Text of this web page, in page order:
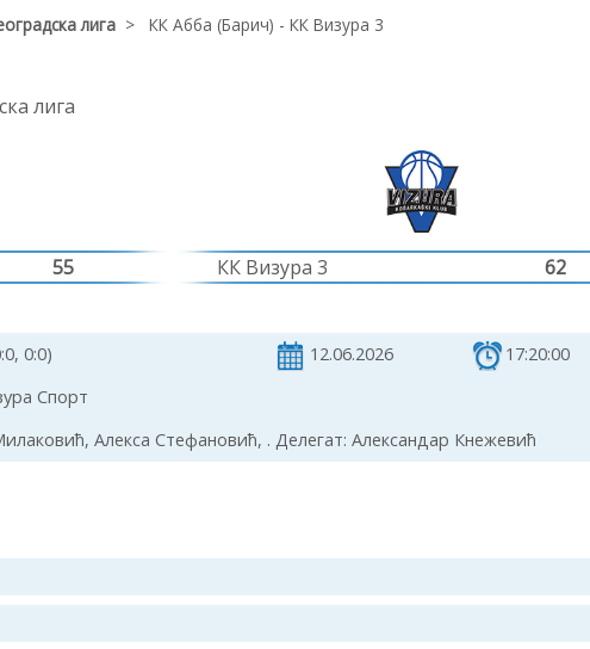
лига > КК Абба (Барич) - КК Визура 3
лига
55 КК Визура 3 62
0:0) 12.06.2026
17:20:00
Спорт
Алекса Стефановић, . Делегат: Александар Кнежевић